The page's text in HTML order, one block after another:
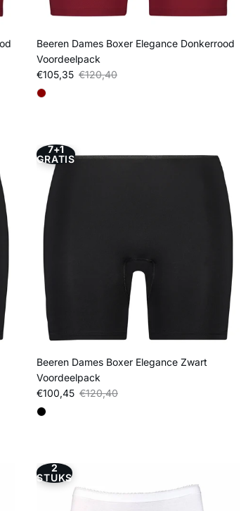
Beeren Dames Boxer Elegance Donkerrood
Voordeelpack
Verkoopprijs
€105,35 Reguliere prijs
€120,40
7+1
GRATIS
Beeren Dames Boxer Elegance Zwart
Voordeelpack
Verkoopprijs
€100,45 Reguliere prijs
€120,40
2
STUKS